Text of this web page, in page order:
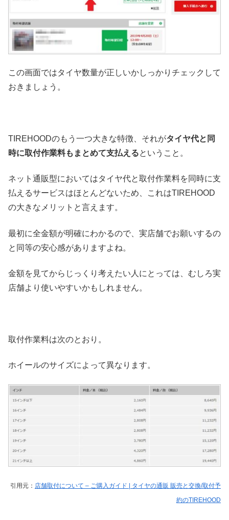
この画面ではタイヤ数量が正しいかしっかりチェックして
おきましょう。
TIREHOODのもう一つ大きな特徴、それがタイヤ代と同
時に取付作業料もまとめて支払えるということ。
ネット通販型においてはタイヤ代と取付作業料を同時に支
払えるサービスはほとんどないため、これはTIREHOOD
の大きなメリットと言えます。
最初に全金額が明確にわかるので、実店舗でお願いするの
と同等の安心感がありますよね。
金額を見てからじっくり考えたい人にとっては、むしろ実
店舗より使いやすいかもしれません。
取付作業料は次のとおり。
ホイールのサイズによって異なります。
引用元： 店舗取付について – ご購入ガイド | タイヤの通販 販売と交換/取付予
約のTIREHOOD